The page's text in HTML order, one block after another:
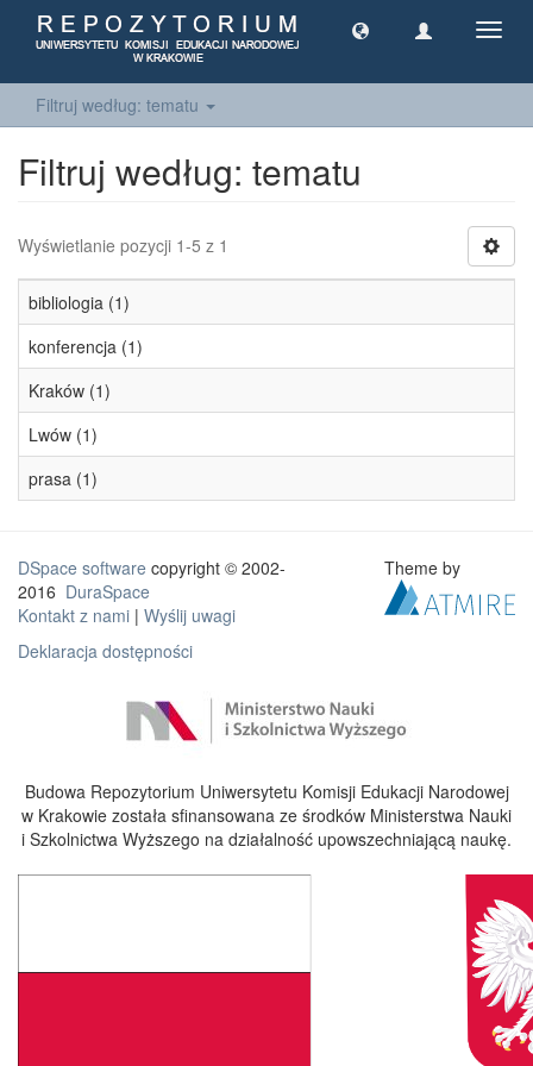
Filtruj według: tematu
Filtruj według: tematu
Wyświetlanie pozycji 1-5 z 1
bibliologia (1)
konferencja (1)
Kraków (1)
Lwów (1)
prasa (1)
DSpace software copyright © 2002-
2016 DuraSpace
Kontakt z nami | Wyślij uwagi
Deklaracja dostępności
Theme by
Budowa Repozytorium Uniwersytetu Komisji Edukacji Narodowej
w Krakowie została sfinansowana ze środków Ministerstwa Nauki
i Szkolnictwa Wyższego na działalność upowszechniającą naukę.